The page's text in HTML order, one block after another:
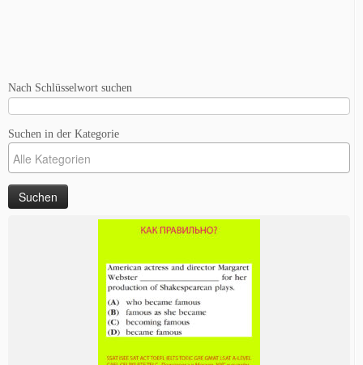
Nach Schlüsselwort suchen
Suchen in der Kategorie